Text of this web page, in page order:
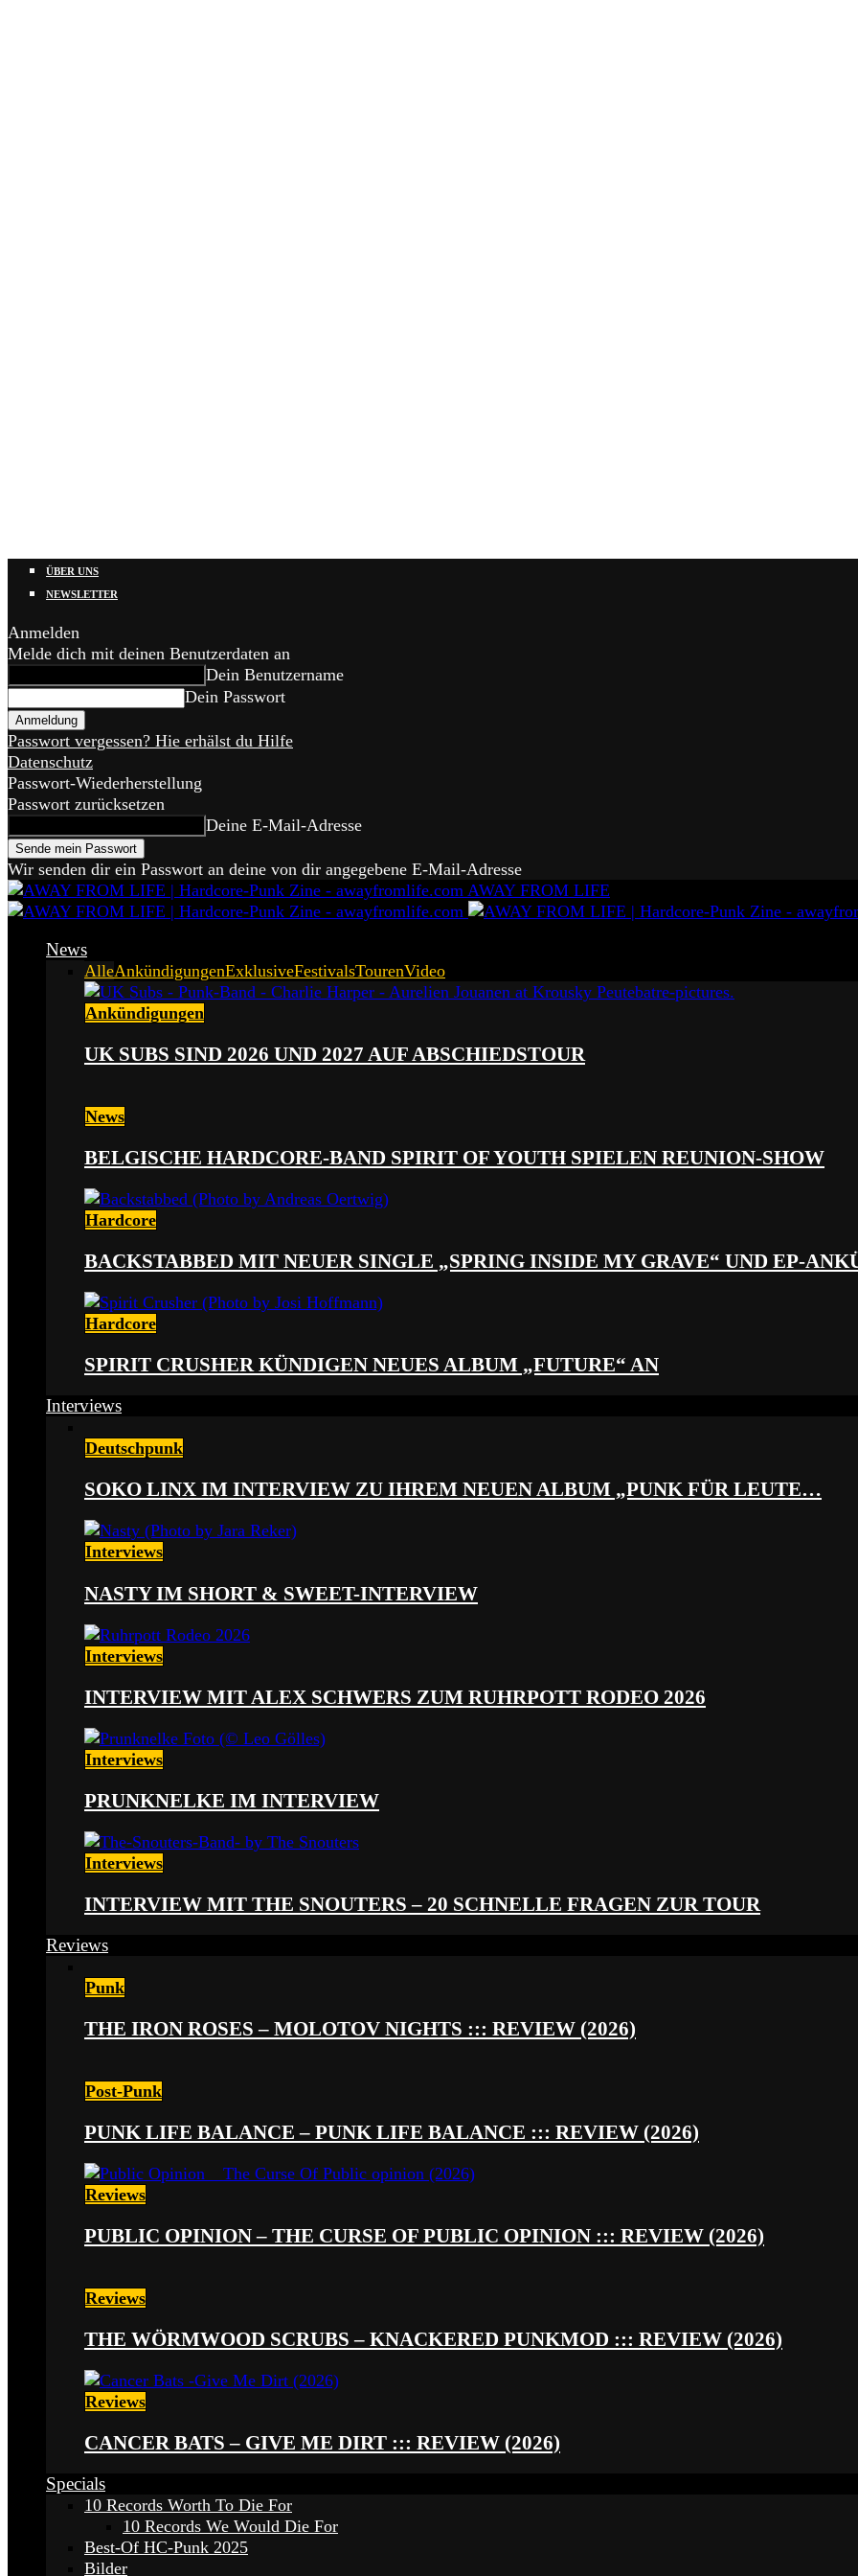
ÜBER UNS
NEWSLETTER
Anmelden
Melde dich mit deinen Benutzerdaten an
Dein Benutzername
Dein Passwort
Passwort vergessen? Hie erhälst du Hilfe
Datenschutz
Passwort-Wiederherstellung
Passwort zurücksetzen
Deine E-Mail-Adresse
Wir senden dir ein Passwort an deine von dir angegebene E-Mail-Adresse
AWAY FROM LIFE
News
AlleAnkündigungenExklusiveFestivalsTourenVideo
Ankündigungen
UK SUBS SIND 2026 UND 2027 AUF ABSCHIEDSTOUR
News
BELGISCHE HARDCORE-BAND SPIRIT OF YOUTH SPIELEN REUNION-SHOW
Hardcore
BACKSTABBED MIT NEUER SINGLE „SPRING INSIDE MY GRAVE“ UND EP-
Hardcore
SPIRIT CRUSHER KÜNDIGEN NEUES ALBUM „FUTURE“ AN
Interviews
Deutschpunk
SOKO LINX IM INTERVIEW ZU IHREM NEUEN ALBUM „PUNK FÜR LEUTE…
Interviews
NASTY IM SHORT & SWEET-INTERVIEW
Interviews
INTERVIEW MIT ALEX SCHWERS ZUM RUHRPOTT RODEO 2026
Interviews
PRUNKNELKE IM INTERVIEW
Interviews
INTERVIEW MIT THE SNOUTERS – 20 SCHNELLE FRAGEN ZUR TOUR
Reviews
Punk
THE IRON ROSES – MOLOTOV NIGHTS ::: REVIEW (2026)
Post-Punk
PUNK LIFE BALANCE – PUNK LIFE BALANCE ::: REVIEW (2026)
Reviews
PUBLIC OPINION – THE CURSE OF PUBLIC OPINION ::: REVIEW (2026)
Reviews
THE WÖRMWOOD SCRUBS – KNACKERED PUNKMOD ::: REVIEW (2026)
Reviews
CANCER BATS – GIVE ME DIRT ::: REVIEW (2026)
Specials
10 Records Worth To Die For
10 Records We Would Die For
Best-Of HC-Punk 2025
Bilder